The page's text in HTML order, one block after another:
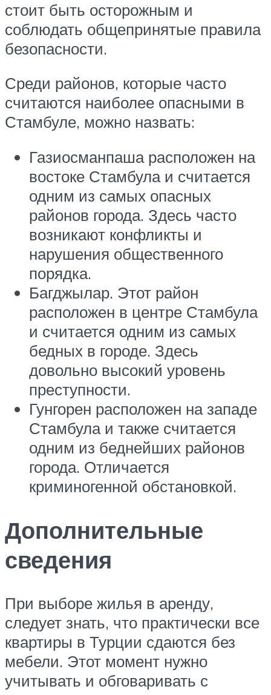
стоит быть осторожным и
соблюдать общепринятые правила
безопасности.
Среди районов, которые часто
считаются наиболее опасными в
Стамбуле, можно назвать:
Газиосманпаша расположен на
востоке Стамбула и считается
одним из самых опасных
районов города. Здесь часто
возникают конфликты и
нарушения общественного
порядка.
Багджылар. Этот район
расположен в центре Стамбула
и считается одним из самых
бедных в городе. Здесь
довольно высокий уровень
преступности.
Гунгорен расположен на западе
Стамбула и также считается
одним из беднейших районов
города. Отличается
криминогенной обстановкой.
Дополнительные
сведения
При выборе жилья в аренду,
следует знать, что практически все
квартиры в Турции сдаются без
мебели. Этот момент нужно
учитывать и обговаривать с